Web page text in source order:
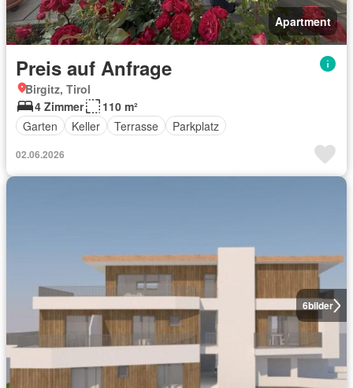
Apartment
Preis auf Anfrage
Birgitz, Tirol
4 Zimmer
110 m²
Garten
Keller Terrasse Parkplatz
02.06.2026
6bilder